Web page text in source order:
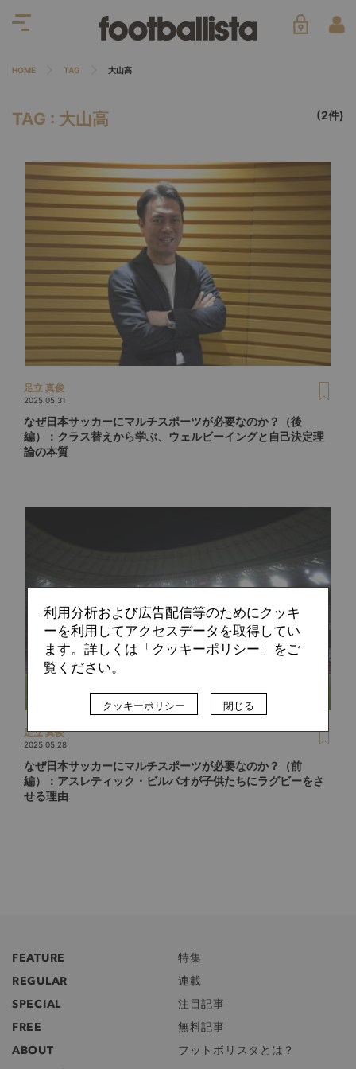
HOME TAG 大山高
TAG : 大山高 (2件)
足立 真俊
2025.05.31
なぜ日本サッカーにマルチスポーツが必要なのか？（後
編）：クラス替えから学ぶ、ウェルビーイングと自己決定理
論の本質
足立 真俊
2025.05.28
なぜ日本サッカーにマルチスポーツが必要なのか？（前
編）：アスレティック・ビルバオが子供たちにラグビーをさ
せる理由
FEATURE
特集
REGULAR
連載
SPECIAL
注目記事
FREE
無料記事
ABOUT
フットボリスタとは？
利用分析および広告配信等のためにクッキ
ーを利用してアクセスデータを取得してい
ます。詳しくは「クッキーポリシー」をご
覧ください。
クッキーポリシー 閉じる